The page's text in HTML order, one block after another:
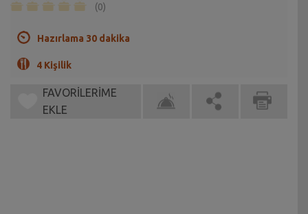
(0)
Hazırlama 30 dakika
4 Kişilik
FAVORİLERİME
EKLE